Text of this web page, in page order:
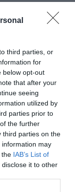
third parties, or
for
below opt-out
that after your
seeing
utilized by
parties prior to
the further
third parties on the
information may
the IAB’s List of
it to other
modelleket
ugyanis a
szintű egészségügyi
azért is megéri
olyan
felismerése szó
hogy a munkaadók
ennek egyik
amelyet minden
értékelnek is. Sőt,
elégedett
választja, akihez
– teszi hozzá Dr.